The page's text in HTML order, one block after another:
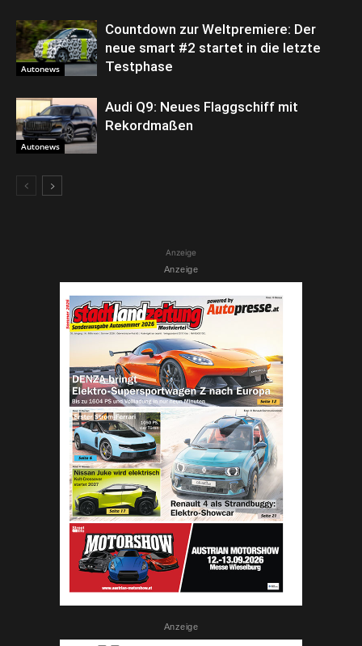
Autonews
Countdown zur Weltpremiere: Der
neue smart #2 startet in die letzte
Testphase
Autonews
Audi Q9: Neues Flaggschiff mit
Rekordmaßen
Anzeige
Anzeige
Anzeige